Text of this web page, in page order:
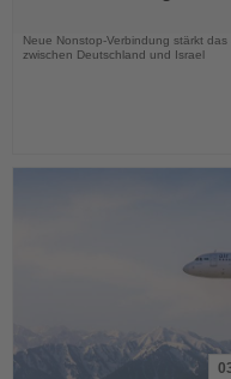
Neue Nonstop-Verbindung stärkt
zwischen Deutschland und Israel